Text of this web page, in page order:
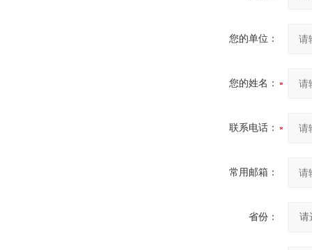
您的单位：
您的姓名：
联系电话：
常用邮箱：
省份：